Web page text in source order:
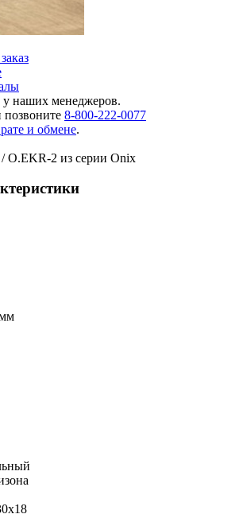
у наших менеджеров.
позвоните 8-800-222-0077
и обмене.
O.EKR-2 из серии Onix